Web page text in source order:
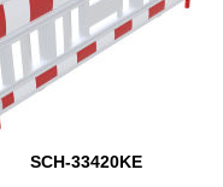
SCH-33420KE